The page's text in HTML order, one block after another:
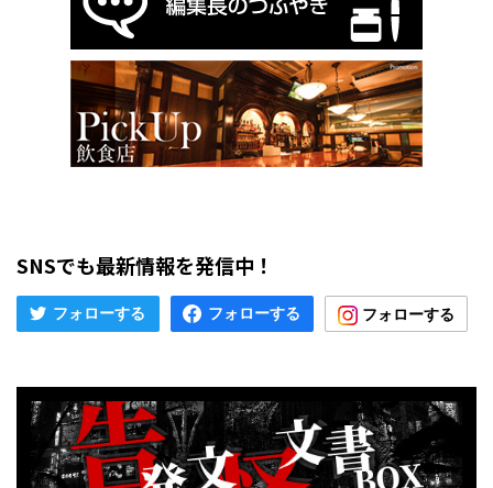
SNSでも最新情報を発信中！